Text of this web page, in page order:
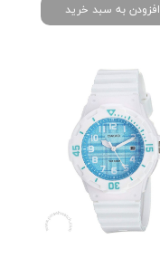
افزودن به سبد خرید